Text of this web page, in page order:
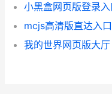
小黑盒网页版登录
mcjs高清版直达入